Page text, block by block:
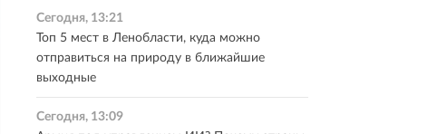
Сегодня, 13:21
Топ 5 мест в Ленобласти, куда можно
отправиться на природу в ближайшие
выходные
Сегодня, 13:09